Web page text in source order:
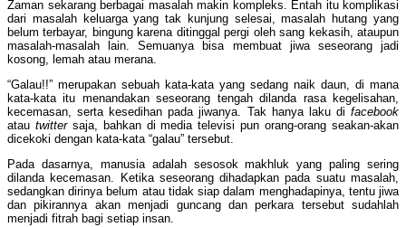
Zaman sekarang berbagai masalah makin kompleks. Entah itu komplikasi
dari masalah keluarga yang tak kunjung selesai, masalah hutang yang
belum terbayar, bingung karena ditinggal pergi oleh sang kekasih, ataupun
masalah-masalah lain. Semuanya bisa membuat jiwa seseorang jadi
kosong, lemah atau merana.
“Galau!!” merupakan sebuah kata-kata yang sedang naik daun, di mana
kata-kata itu menandakan seseorang tengah dilanda rasa kegelisahan,
kecemasan, serta kesedihan pada jiwanya. Tak hanya laku di facebook
atau twittersaja, bahkan di media televisi pun orang-orang seakan-akan
dicekoki dengan kata-kata “galau” tersebut.
Pada dasarnya, manusia adalah sesosok makhluk yang paling sering
dilanda kecemasan. Ketika seseorang dihadapkan pada suatu masalah,
sedangkan dirinya belum atau tidak siap dalam menghadapinya, tentu jiwa
dan pikirannya akan menjadi guncang dan perkara tersebut sudahlah
menjadi fitrah bagi setiap insan.